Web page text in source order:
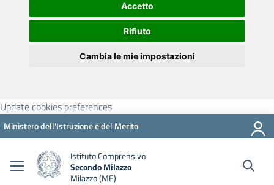
Accetto
Rifiuto
Cambia le mie impostazioni
Update cookies preferences
Ministero dell'Istruzione e del Merito
Istituto Comprensivo
Secondo Milazzo
Milazzo (ME)